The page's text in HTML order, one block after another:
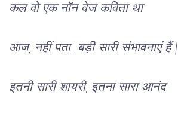
कल वो एक नॉन वेज कविता था
आज, नहीं पता.. बड़ी सारी संभावनाएं हैं |
इतनी सारी शायरी, इतना सारा आनंद